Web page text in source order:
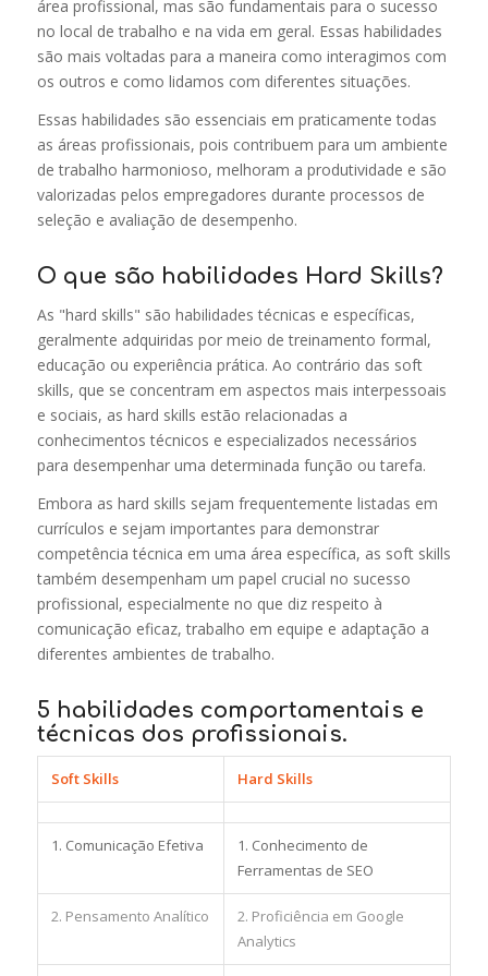
área profissional, mas são fundamentais para o sucesso
no local de trabalho e na vida em geral. Essas habilidades
são mais voltadas para a maneira como interagimos com
os outros e como lidamos com diferentes situações.
Essas habilidades são essenciais em praticamente todas
as áreas profissionais, pois contribuem para um ambiente
de trabalho harmonioso, melhoram a produtividade e são
valorizadas pelos empregadores durante processos de
seleção e avaliação de desempenho.
O que são habilidades Hard Skills?
As "hard skills" são habilidades técnicas e específicas,
geralmente adquiridas por meio de treinamento formal,
educação ou experiência prática. Ao contrário das soft
skills, que se concentram em aspectos mais interpessoais
e sociais, as hard skills estão relacionadas a
conhecimentos técnicos e especializados necessários
para desempenhar uma determinada função ou tarefa.
Embora as hard skills sejam frequentemente listadas em
currículos e sejam importantes para demonstrar
competência técnica em uma área específica, as soft skills
também desempenham um papel crucial no sucesso
profissional, especialmente no que diz respeito à
comunicação eficaz, trabalho em equipe e adaptação a
diferentes ambientes de trabalho.
5 habilidades comportamentais e
técnicas dos profissionais.
Soft Skills Hard Skills
1. Comunicação Efetiva
1. Conhecimento de
Ferramentas de SEO
2. Pensamento Analítico
2. Proficiência em Google
Analytics